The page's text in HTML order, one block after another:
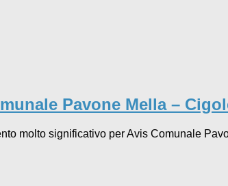
Pavone Mella –
molto significativo per Avis Comunale